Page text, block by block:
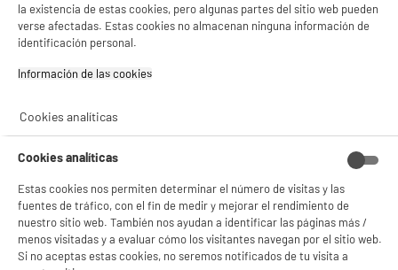
productItem_availability_txt-
current-store
LEGANÉS, MADRID
productItem__availability-
NO SOLO TENEMOS LOS MEJORES PRECIOS
la existencia de estas cookies, pero algunas partes del sitio web pueden
verse afectadas. Estas cookies no almacenan ninguna información de
identificación personal.
Información de las cookies‎
Cookies analíticas
Cookies analíticas
Estas cookies nos permiten determinar el número de visitas y las
fuentes de tráfico, con el fin de medir y mejorar el rendimiento de
nuestro sitio web. También nos ayudan a identificar las páginas más /
menos visitadas y a evaluar cómo los visitantes navegan por el sitio web.
Si no aceptas estas cookies, no seremos notificados de tu visita a